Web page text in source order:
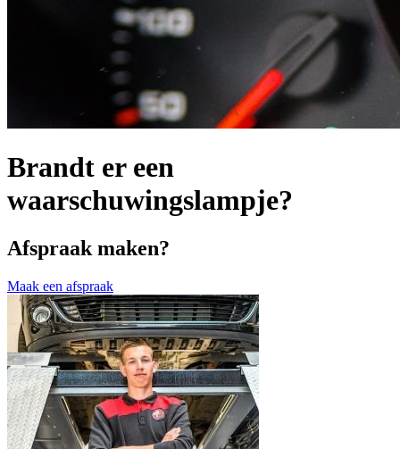
Brandt er een
waarschuwingslampje?
Afspraak maken?
Maak een afspraak